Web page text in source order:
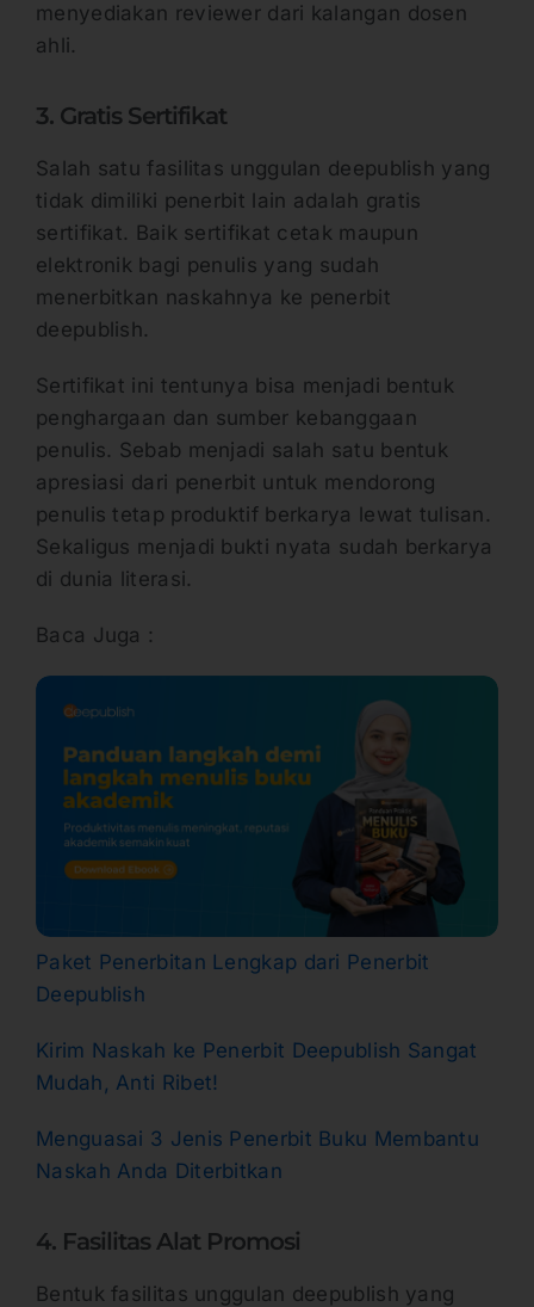
menyediakan reviewer dari kalangan dosen
ahli.
3. Gratis Sertifikat
Salah satu fasilitas unggulan deepublish yang
tidak dimiliki penerbit lain adalah gratis
sertifikat. Baik sertifikat cetak maupun
elektronik bagi penulis yang sudah
menerbitkan naskahnya ke penerbit
deepublish.
Sertifikat ini tentunya bisa menjadi bentuk
penghargaan dan sumber kebanggaan
penulis. Sebab menjadi salah satu bentuk
apresiasi dari penerbit untuk mendorong
penulis tetap produktif berkarya lewat tulisan.
Sekaligus menjadi bukti nyata sudah berkarya
di dunia literasi.
Baca Juga :
Paket Penerbitan Lengkap dari Penerbit
Deepublish
Kirim Naskah ke Penerbit Deepublish Sangat
Mudah, Anti Ribet!
Menguasai 3 Jenis Penerbit Buku Membantu
Naskah Anda Diterbitkan
4. Fasilitas Alat Promosi
Bentuk fasilitas unggulan deepublish yang